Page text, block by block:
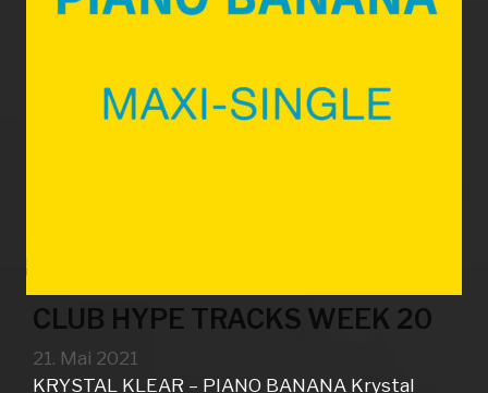
CLUB HYPE TRACKS WEEK 20
21. Mai 2021
KRYSTAL KLEAR – PIANO BANANA Krystal